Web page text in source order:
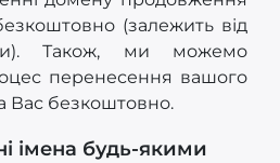
(залежить від
Також, ми можемо
перенесення вашого
Вас безкоштовно.
імена будь-якими